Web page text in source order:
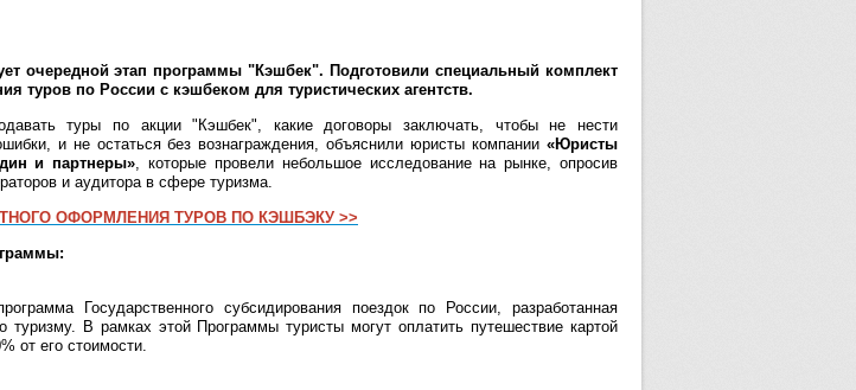
очереднойэтап программы "Кэшбек". Подготовили специальный комплект
туров по России с кэшбеком для туристических агентств.
туры по акции "Кэшбек", какие договоры заключать, чтобы не нести
и не остаться без вознаграждения, объяснили юристы компании «Юристы
и партнеры», которые провели небольшое исследование на рынке, опросив
и аудитора в сфере туризма.
ОФОРМЛЕНИЯ ТУРОВ ПО КЭШБЭКУ >>
Государственного субсидирования поездок по России, разработанная
туризму. В рамках этой Программы туристы могут оплатить путешествие картой
от его стоимости.